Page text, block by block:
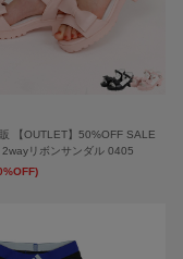
【OUTLET】50%OFF SALE
2wayリボンサンダル 0405